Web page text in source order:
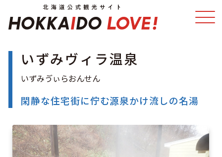
温泉 イベント
モデルコース エリアガイド
グルメ
いずみヴィラ温泉
閑静な住宅街に佇む源泉かけ流しの名湯